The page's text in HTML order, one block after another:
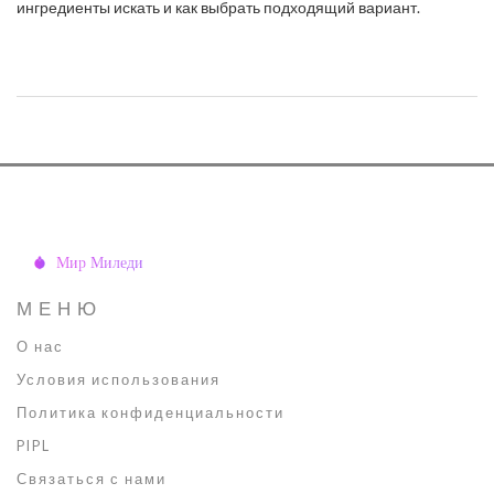
ингредиенты искать и как выбрать подходящий вариант.
МЕНЮ
О нас
Условия использования
Политика конфиденциальности
PIPL
Связаться с нами